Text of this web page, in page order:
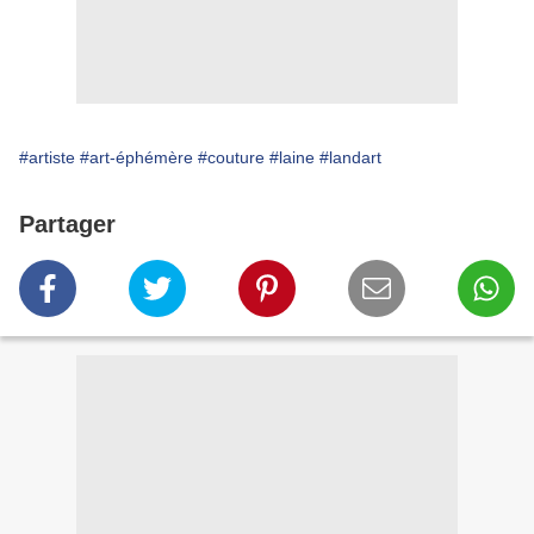
#artiste #art-éphémère #couture #laine #landart
Partager